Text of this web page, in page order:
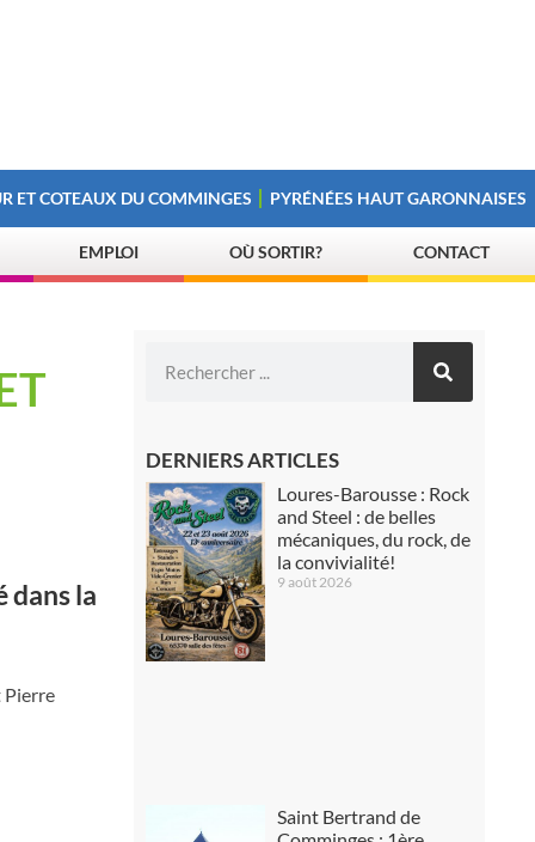
ET COTEAUX DU COMMINGES PYRÉNÉES HAUT GARONNAISES
EMPLOI OÙ SORTIR? CONTACT
dans la
Pierre
DERNIERS ARTICLES
Loures-Barousse : Rock
and Steel : de belles
mécaniques, du rock, de
la convivialité!
9 août 2026
Saint Bertrand de